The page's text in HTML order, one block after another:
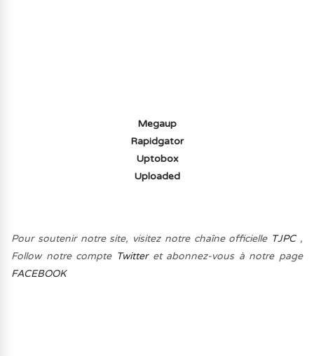
Megaup
Rapidgator
Uptobox
Uploaded
Pour soutenir notre site, visitez notre chaîne officielle TJPC,
Follow notre compte Twitteret abonnez-vous à notre page
FACEBOOK